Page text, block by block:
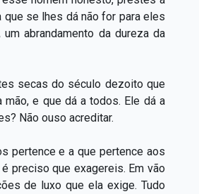
se lhes dá não for para eles
abrandamento da dureza da
secas do século dezoito que
e que dá a todos. Ele dá a
Não ouso acreditar.
pertence e a que pertence aos
preciso que exagereis. Em vão
de luxo que ela exige. Tudo